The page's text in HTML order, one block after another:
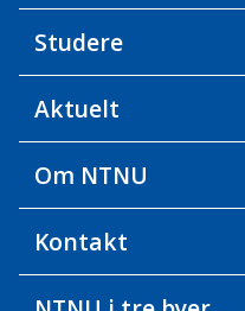
Studere
Aktuelt
Om NTNU
Kontakt